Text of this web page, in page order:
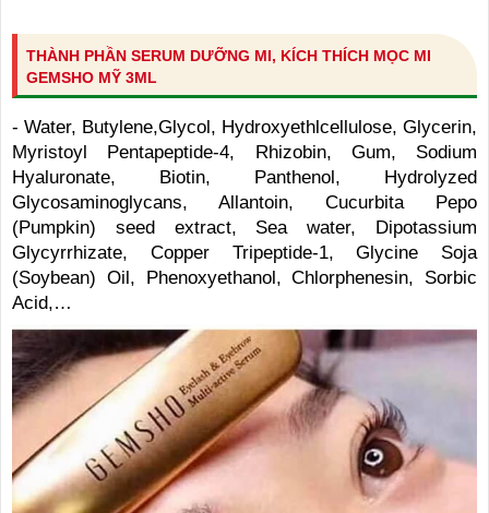
THÀNH PHẦN SERUM DƯỠNG MI, KÍCH THÍCH MỌC MI
GEMSHO MỸ 3ML
- Water, Butylene,Glycol, Hydroxyethlcellulose, Glycerin,
Myristoyl Pentapeptide-4, Rhizobin, Gum, Sodium
Hyaluronate, Biotin, Panthenol, Hydrolyzed
Glycosaminoglycans, Allantoin, Cucurbita Pepo
(Pumpkin) seed extract, Sea water, Dipotassium
Glycyrrhizate, Copper Tripeptide-1, Glycine Soja
(Soybean) Oil, Phenoxyethanol, Chlorphenesin, Sorbic
Acid,…